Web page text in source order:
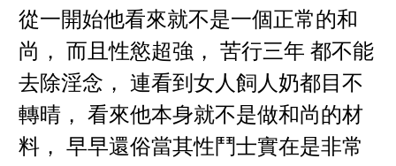
從一開始他看來就不是一個正常的和
尚， 而且性慾超強， 苦行三年 都不能
去除淫念， 連看到女人飼人奶都目不
轉晴， 看來他本身就不是做和尚的材
料， 早早還俗當其性鬥士實在是非常